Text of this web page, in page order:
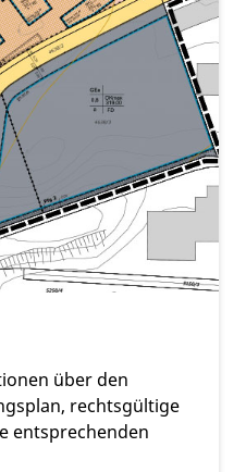
über den
rechtsgültige
entsprechenden